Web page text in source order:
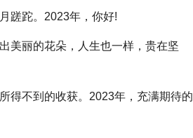
蹉跎。2023年，你好!
美丽的花朵，人生也一样，贵在坚
得不到的收获。2023年，充满期待的